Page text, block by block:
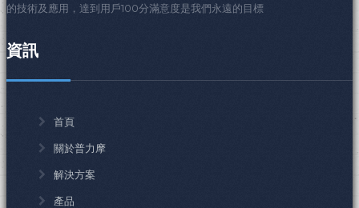
的技術及應用，達到用戶100分滿意度是我們永遠的目標
資訊
首頁
關於普力摩
解決方案
產品